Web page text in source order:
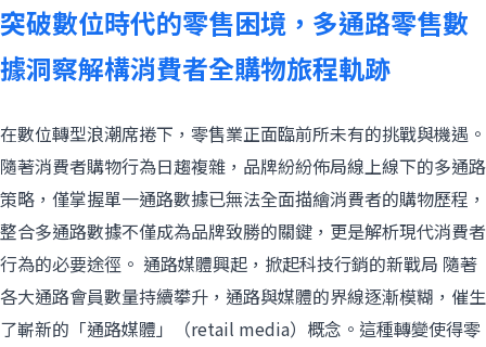
突破數位時代的零售困境，多通路零售數
據洞察解構消費者全購物旅程軌跡
在數位轉型浪潮席捲下，零售業正面臨前所未有的挑戰與機遇。
隨著消費者購物行為日趨複雜，品牌紛紛佈局線上線下的多通路
策略，僅掌握單一通路數據已無法全面描繪消費者的購物歷程，
整合多通路數據不僅成為品牌致勝的關鍵，更是解析現代消費者
行為的必要途徑。 通路媒體興起，掀起科技行銷的新戰局 隨著
各大通路會員數量持續攀升，通路與媒體的界線逐漸模糊，催生
了嶄新的「通路媒體」（retail media）概念。這種轉變使得零